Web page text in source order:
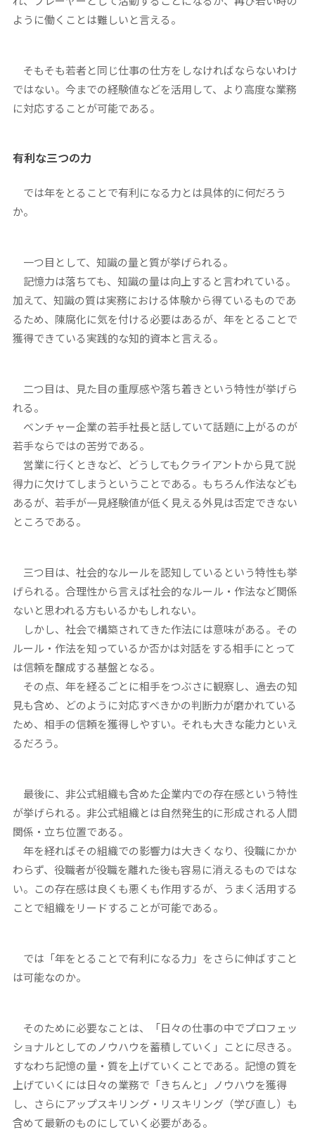
ように働くことは難しいと言える。
そもそも若者と同じ仕事の仕方をしなければならないわけ
ではない。今までの経験値などを活用して、より高度な業務
に対応することが可能である。
有利な三つの力
では年をとることで有利になる力とは具体的に何だろう
か。
一つ目として、知識の量と質が挙げられる。
記憶力は落ちても、知識の量は向上すると言われている。
加えて、知識の質は実務における体験から得ているものであ
るため、陳腐化に気を付ける必要はあるが、年をとることで
獲得できている実践的な知的資本と言える。
二つ目は、見た目の重厚感や落ち着きという特性が挙げら
れる。
ベンチャー企業の若手社長と話していて話題に上がるのが
若手ならではの苦労である。
営業に行くときなど、どうしてもクライアントから見て説
得力に欠けてしまうということである。もちろん作法なども
あるが、若手が一見経験値が低く見える外見は否定できない
ところである。
三つ目は、社会的なルールを認知しているという特性も挙
げられる。合理性から言えば社会的なルール・作法など関係
ないと思われる方もいるかもしれない。
しかし、社会で構築されてきた作法には意味がある。その
ルール・作法を知っているか否かは対話をする相手にとって
は信頼を醸成する基盤となる。
その点、年を経るごとに相手をつぶさに観察し、過去の知
見も含め、どのように対応すべきかの判断力が磨かれている
ため、相手の信頼を獲得しやすい。それも大きな能力といえ
るだろう。
最後に、非公式組織も含めた企業内での存在感という特性
が挙げられる。非公式組織とは自然発生的に形成される人間
関係・立ち位置である。
年を経ればその組織での影響力は大きくなり、役職にかか
わらず、役職者が役職を離れた後も容易に消えるものではな
い。この存在感は良くも悪くも作用するが、うまく活用する
ことで組織をリードすることが可能である。
では「年をとることで有利になる力」をさらに伸ばすこと
は可能なのか。
そのために必要なことは、「日々の仕事の中でプロフェッ
ショナルとしてのノウハウを蓄積していく」ことに尽きる。
すなわち記憶の量・質を上げていくことである。記憶の質を
上げていくには日々の業務で「きちんと」ノウハウを獲得
し、さらにアップスキリング・リスキリング（学び直し）も
含めて最新のものにしていく必要がある。